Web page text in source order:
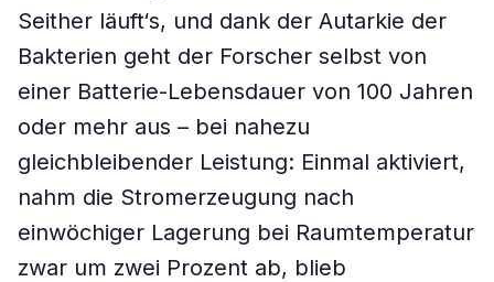
Seither läuft‘s, und dank der Autarkie der
Bakterien geht der Forscher selbst von
einer Batterie-Lebensdauer von 100 Jahren
oder mehr aus – bei nahezu
gleichbleibender Leistung: Einmal aktiviert,
nahm die Stromerzeugung nach
einwöchiger Lagerung bei Raumtemperatur
zwar um zwei Prozent ab, blieb